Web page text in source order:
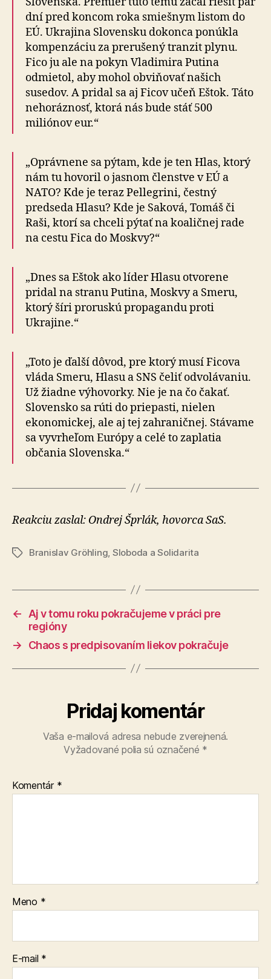
dní pred koncom roka smiešnym listom do
EÚ. Ukrajina Slovensku dokonca ponúkla
kompenzáciu za prerušený tranzit plynu.
Fico ju ale na pokyn Vladimira Putina
odmietol, aby mohol obviňovať našich
susedov. A pridal sa aj Ficov učeň Eštok. Táto
nehoráznosť, ktorá nás bude stáť 500
miliónov eur.“
„Oprávnene sa pýtam, kde je ten Hlas, ktorý
nám tu hovoril o jasnom členstve v EÚ a
NATO? Kde je teraz Pellegrini, čestný
predseda Hlasu? Kde je Saková, Tomáš či
Raši, ktorí sa chceli pýtať na koaličnej rade
na cestu Fica do Moskvy?“
„Dnes sa Eštok ako líder Hlasu otvorene
pridal na stranu Putina, Moskvy a Smeru,
ktorý šíri proruskú propagandu proti
Ukrajine.“
„Toto je ďalší dôvod, pre ktorý musí Ficova
vláda Smeru, Hlasu a SNS čeliť odvolávaniu.
Už žiadne výhovorky. Nie je na čo čakať.
Slovensko sa rúti do priepasti, nielen
ekonomickej, ale aj tej zahraničnej. Stávame
sa vyvrheľom Európy a celé to zaplatia
občania Slovenska.“
Reakciu zaslal: Ondrej Šprlák, hovorca SaS.
ZnačkyBranislav Gröhling Sloboda a Solidarita
←
Aj v tomu roku pokračujeme v práci pre
regióny
→
Chaos s predpisovaním liekov pokračuje
Pridaj komentár
Vaša e-mailová adresa nebude zverejnená.
Vyžadované polia sú označené *
Komentár *
Meno *
E-mail *